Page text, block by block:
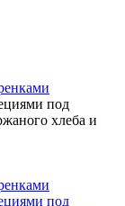
под
хлеба и
под